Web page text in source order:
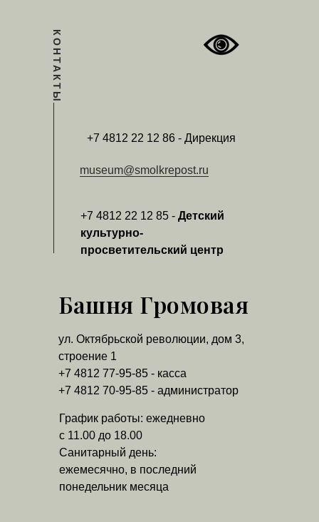
График работы: ежедневно
с 11.00 до 18.00
Санитарный день:
ежемесячно, в последний
понедельник месяца
museum@smolkrepost.ru
КОНТАКТЫ
+7 4812 22 12 86 - Дирекция
+7 4812 22 12 85 - Детский
культурно-
просветительский центр
ул. Октябрьской революции, дом 3,
строение 1
+7 4812 77-95-85 - касса
+7 4812 70-95-85 - администратор
Башня Громовая